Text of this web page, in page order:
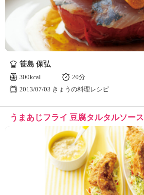
笹島 保弘
300kcal
20分
2013/07/03 きょうの料理レシピ
うまあじフライ 豆腐タルタルソース